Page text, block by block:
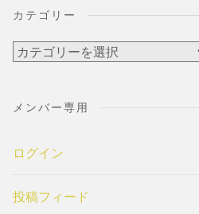
カテゴリー
カ
ゴ
ー
メンバー専用
ログイン
投稿フィード